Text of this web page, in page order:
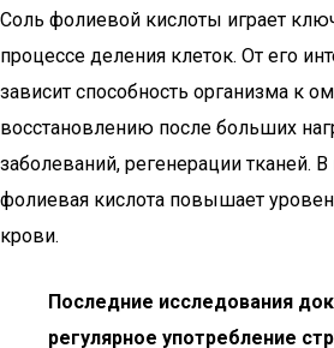
Соль фолиевой кислоты играет
процессе деления клеток. От его
зависит способность организма к
восстановлению после больших
заболеваний, регенерации тканей.
фолиевая кислота повышает
крови.
Последние исследования
регулярное употребление